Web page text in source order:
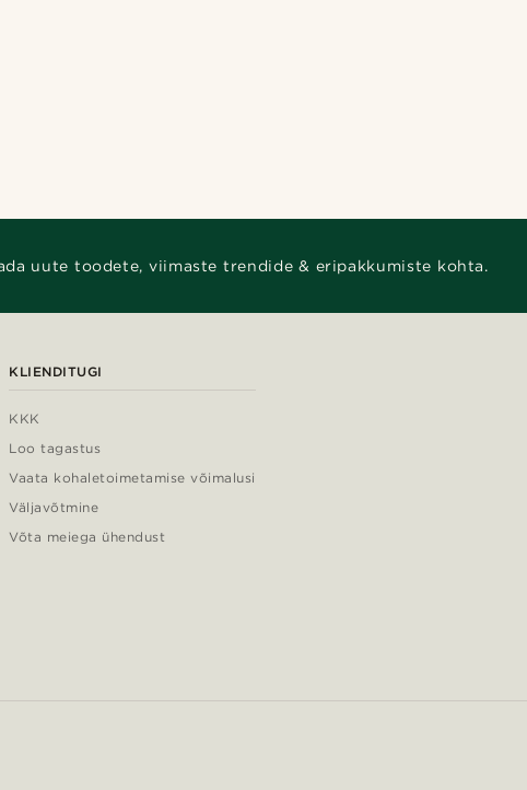
uute toodete, viimaste trendide & eripakkumiste kohta.
KLIENDITUGI
KKK
Loo tagastus
Vaata kohaletoimetamise võimalusi
Väljavõtmine
Võta meiega ühendust